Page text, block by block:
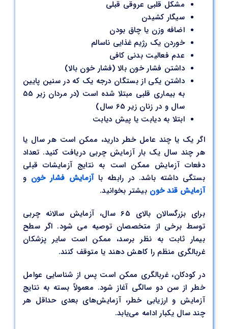
مشکل قلبی عروقی قبلی
سیگار کشیدن
اضافه وزن یا چاق بودن
خوردن یک رژیم غذایی ناسالم
عدم فعالیت بدنی کافی
داشتن فشار خون بالا (فشار خون بالا)
داشتن یکی از بستگان درجه یک که در سنین پایین
به بیماری قلبی مبتلا شده است (در مردان زیر 55
سال و در زنان زیر 65 سال)
ابتلا به دیابت یا پیش دیابت
اگر یک یا چند عامل خطر دارید، ممکن است هر سال یا
هر چند سال یک بار آزمایش چربی دریافت کنید. تعداد
دفعات آزمایش ممکن است به نتایج آزمایشات قبلی
بستگی داشته باشد. در رابطه باآزمایش فشار خون و
آزمایش قند خون بیشتر بخوانید.
برای بزرگسالان بالای 65 سال، آزمایش سالانه چربی
توسط برخی از متخصصان توصیه می شود. اگر سطح
بیمار ثابت به نظر برسد، ممکن است سایر پزشکان
غربالگری منظم را کاهش دهند یا متوقف کنند.
در کودکان، غربالگری ممکن است پس از شناسایی عوامل
خطر از سن دو سالگی آغاز شود. معمولاً بسته به نتایج
آزمایش و ارزیابی خطر، آزمایش‌های بعدی حداقل هر
چند سال یکبار ادامه می‌یابد.